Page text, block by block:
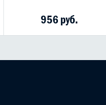
956 руб.